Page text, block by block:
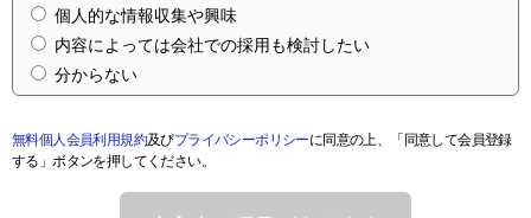
個人的な情報収集や興味
内容によっては会社での採用も検討したい
分からない
無料個人会員利用規約及びプライバシーポリシーに同意の上、「同意して会員登録
する」ボタンを押してください。